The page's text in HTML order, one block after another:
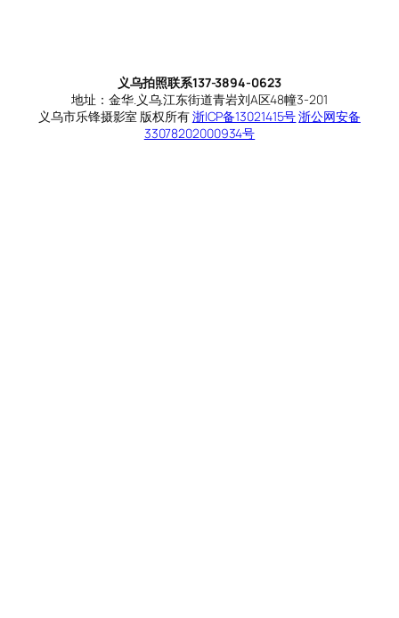
义乌拍照联系137-3894-0623
地址：金华.义乌.江东街道青岩刘A区48幢3-201
义乌市乐锋摄影室 版权所有浙ICP备13021415号浙公网安备
33078202000934号